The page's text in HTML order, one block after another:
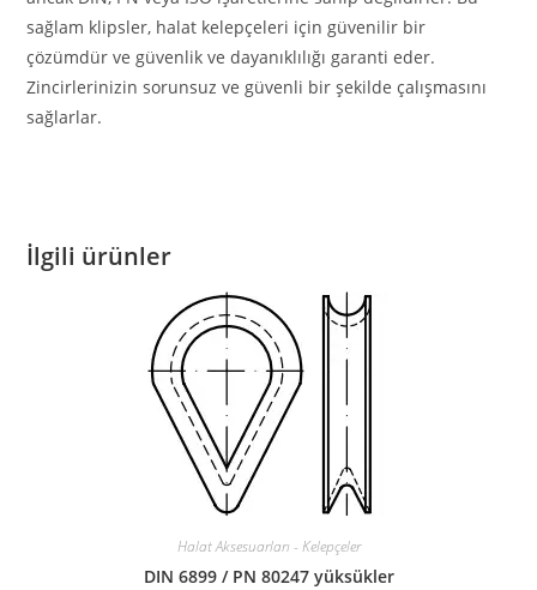
sağlam klipsler, halat kelepçeleri için güvenilir bir
çözümdür ve güvenlik ve dayanıklılığı garanti eder.
Zincirlerinizin sorunsuz ve güvenli bir şekilde çalışmasını
sağlarlar.
İlgili ürünler
Halat Aksesuarları - Kelepçeler
DIN 6899 / PN 80247 yüksükler